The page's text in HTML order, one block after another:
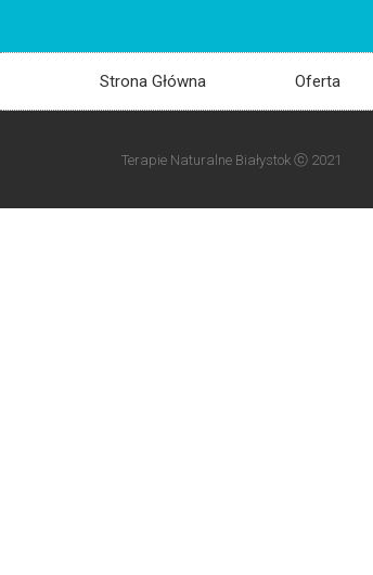
Strona Główna Oferta
Terapie Naturalne Białystok ⓒ 2021